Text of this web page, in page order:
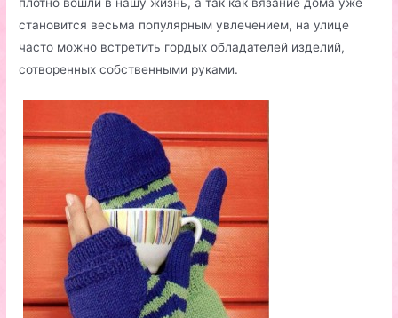
становится весьма популярным увлечением, на улице
часто можно встретить гордых обладателей изделий,
сотворенных собственными руками.